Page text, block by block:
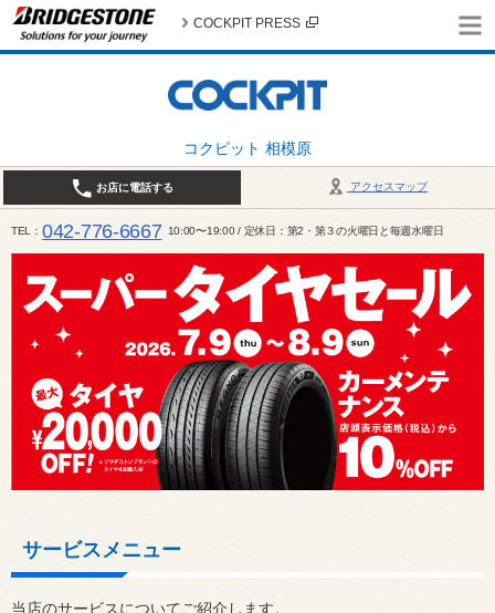
コクピット 相模原
COCKPIT PRESS
アクセスマップ
お店に電話する
TEL 042-776-6667 10:00〜19:00 / 定休日：第2・第３の火曜日と毎週水曜日
サービスメニュー
当店のサービスについてご紹介します。